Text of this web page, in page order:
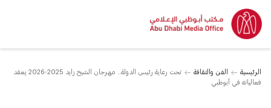
الرئيسية الفن والثقافة
تحت رعاية رئيس الدولة.. مهرجان الشيخ زايد 2025-2026 يعقد
فعالياته في أبوظبي